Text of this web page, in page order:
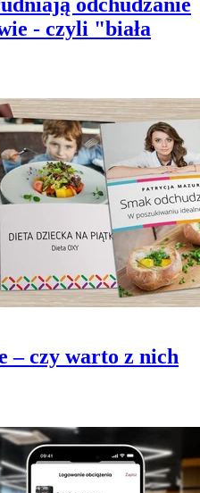
- czyli "biała
– czy warto z nich